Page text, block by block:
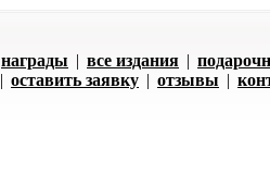
награды | все издания |
| оставить заявку | отзывы |